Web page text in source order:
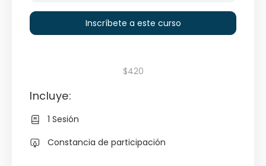
Inscríbete a este curso
$420
Incluye:
1 Sesión
Constancia de participación